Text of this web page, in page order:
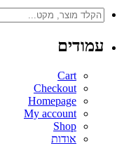
עמודים
Cart
Checkout
Homepage
My account
Shop
אודות